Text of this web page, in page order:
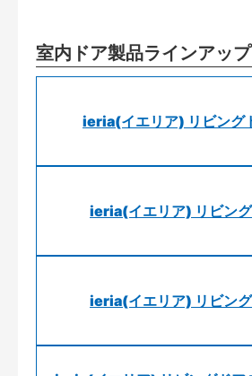
室内ドア製品ラインアップ
ieria(イエリア) リビング
ieria(イエリア) リビン
ieria(イエリア) リビン